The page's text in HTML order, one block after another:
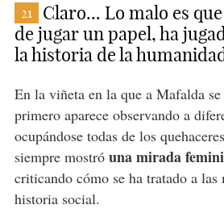
21
Claro... Lo malo es
de jugar un papel, ha
la historia de la
En la viñeta en la que a Mafalda
primero aparece observando a
ocupándose todas de los
siempre mostróuna mirada
criticando cómo se ha tratado a las
historia social.